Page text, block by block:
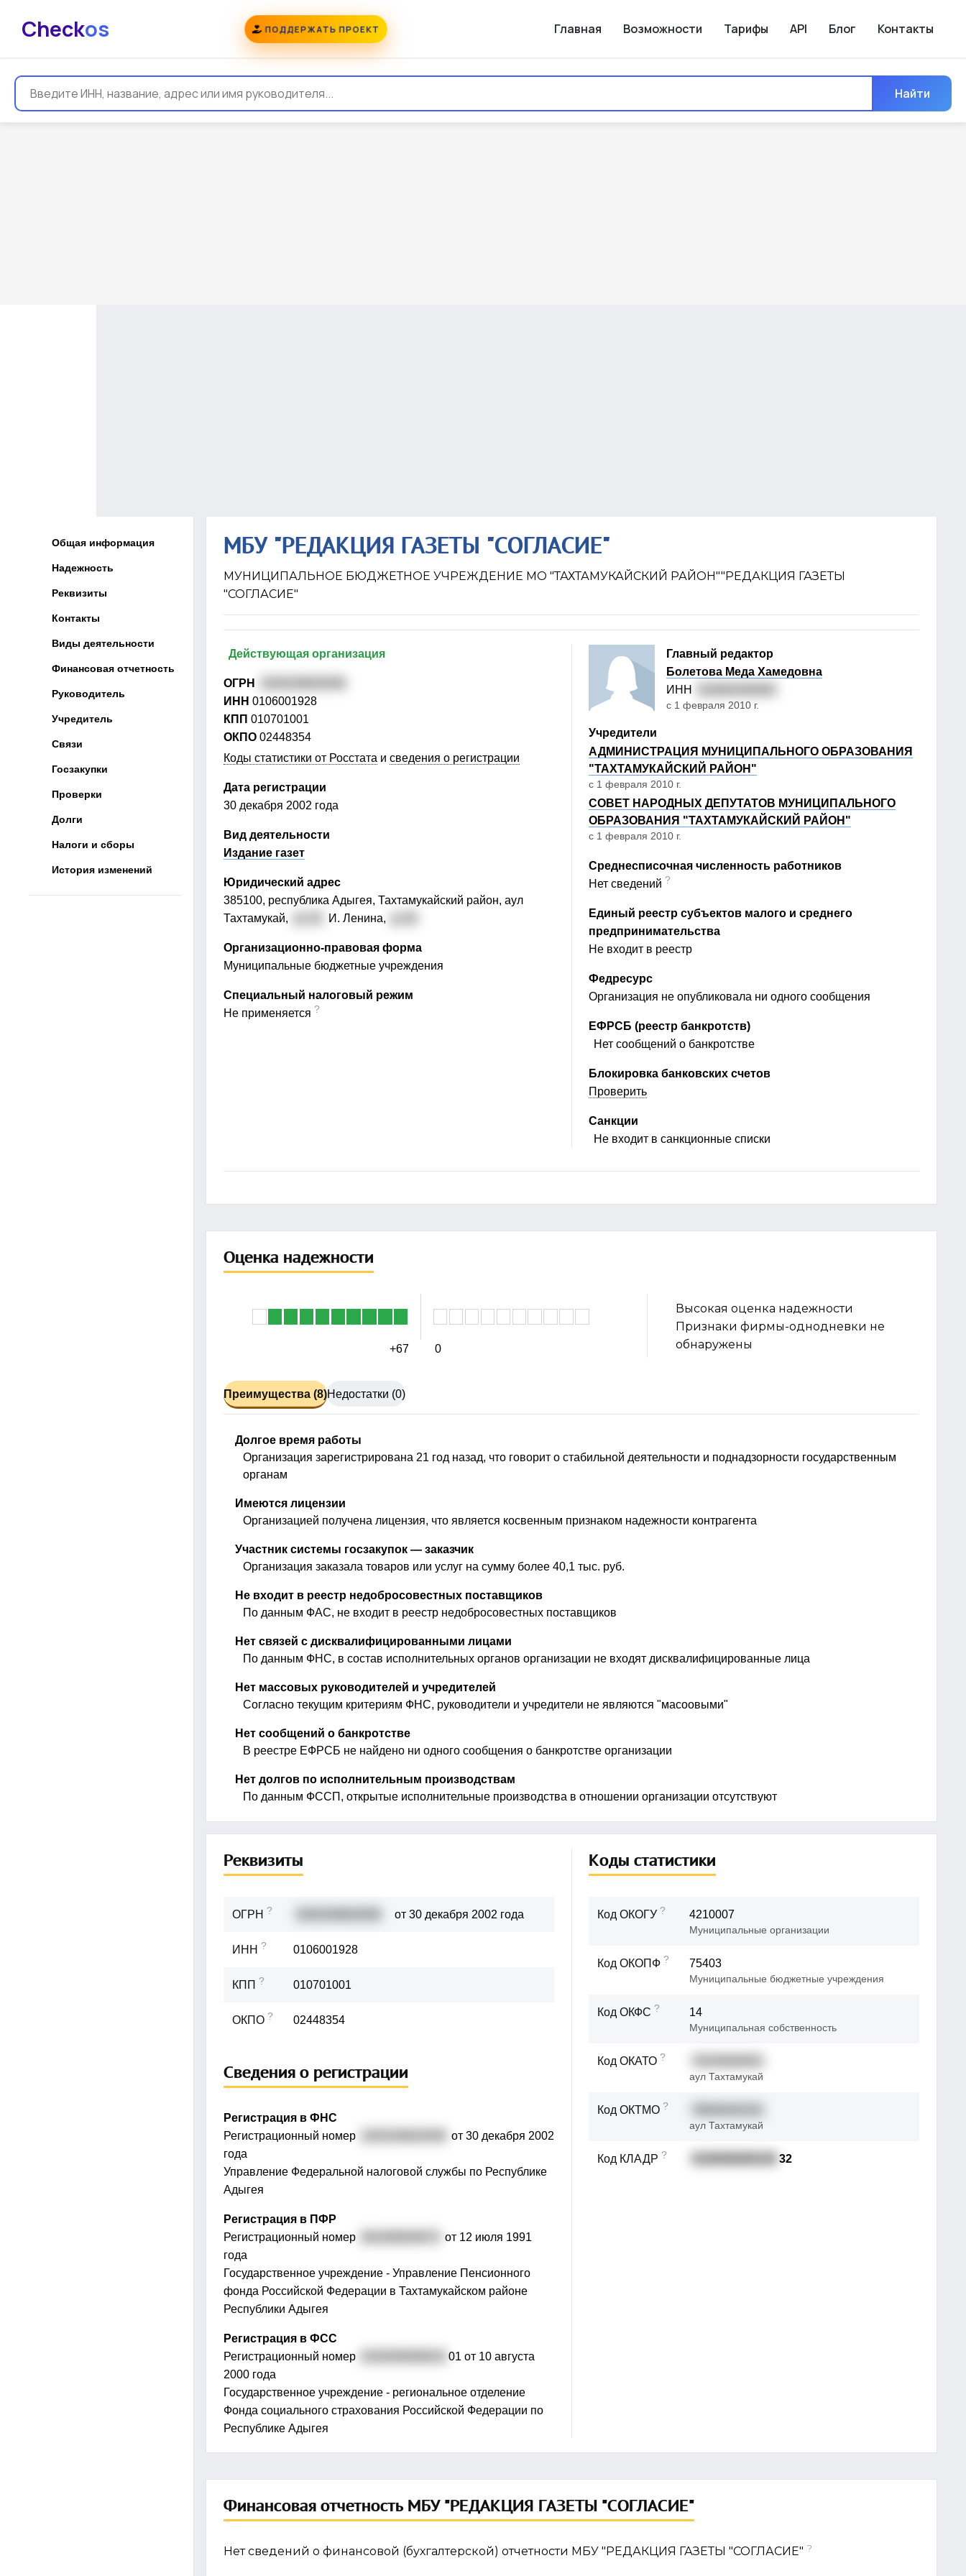
Checkos ПОДДЕРЖАТЬ ПРОЕКТ Главная Возможности Тарифы API Блог Контакты
Найти
Общая информация
Надежность
Реквизиты
Контакты
Виды деятельности
Финансовая отчетность
Руководитель
Учредитель
Связи
Госзакупки
Проверки
Долги
Налоги и сборы
История изменений
МБУ "РЕДАКЦИЯ ГАЗЕТЫ "СОГЛАСИЕ"
МУНИЦИПАЛЬНОЕ БЮДЖЕТНОЕ УЧРЕЖДЕНИЕ МО "ТАХТАМУКАЙСКИЙ РАЙОН""РЕДАКЦИЯ ГАЗЕТЫ
"СОГЛАСИЕ"
Действующая организация
ОГРН
ИНН 0106001928
КПП 010701001
ОКПО 02448354
Коды статистики от Росстата и сведения о регистрации
Дата регистрации
30 декабря 2002 года
Вид деятельности
Издание газет
Юридический адрес
385100, республика Адыгея, Тахтамукайский район, аул
Тахтамукай,
И. Ленина,
Организационно-правовая форма
Муниципальные бюджетные учреждения
Специальный налоговый режим
Не применяется ?
Главный редактор
Болетова Меда Хамедовна
ИНН
с 1 февраля 2010 г.
Учредители
АДМИНИСТРАЦИЯ МУНИЦИПАЛЬНОГО ОБРАЗОВАНИЯ
"ТАХТАМУКАЙСКИЙ РАЙОН"
с 1 февраля 2010 г.
СОВЕТ НАРОДНЫХ ДЕПУТАТОВ МУНИЦИПАЛЬНОГО
ОБРАЗОВАНИЯ "ТАХТАМУКАЙСКИЙ РАЙОН"
с 1 февраля 2010 г.
Среднесписочная численность работников
Нет сведений ?
Единый реестр субъектов малого и среднего
предпринимательства
Не входит в реестр
Федресурс
Организация не опубликовала ни одного сообщения
ЕФРСБ (реестр банкротств)
Нет сообщений о банкротстве
Блокировка банковских счетов
Проверить
Санкции
Не входит в санкционные списки
Оценка надежности
+67 0
Высокая оценка надежности
Признаки фирмы-однодневки не
обнаружены
Преимущества (8)Недостатки (0)
Долгое время работы
Организация зарегистрирована 21 год назад, что говорит о стабильной деятельности и поднадзорности государственным
органам
Имеются лицензии
Организацией получена лицензия, что является косвенным признаком надежности контрагента
Участник системы госзакупок — заказчик
Организация заказала товаров или услуг на сумму более 40,1 тыс. руб.
Не входит в реестр недобросовестных поставщиков
По данным ФАС, не входит в реестр недобросовестных поставщиков
Нет связей с дисквалифицированными лицами
По данным ФНС, в состав исполнительных органов организации не входят дисквалифицированные лица
Нет массовых руководителей и учредителей
Согласно текущим критериям ФНС, руководители и учредители не являются "масоовыми"
Нет сообщений о банкротстве
В реестре ЕФРСБ не найдено ни одного сообщения о банкротстве организации
Нет долгов по исполнительным производствам
По данным ФССП, открытые исполнительные производства в отношении организации отсутствуют
Реквизиты
ОГРН ? от 30 декабря 2002 года
ИНН ? 0106001928
КПП ? 010701001
ОКПО ? 02448354
Сведения о регистрации
Регистрация в ФНС
Регистрационный номер
от 30 декабря 2002
года
Управление Федеральной налоговой службы по Республике
Адыгея
Регистрация в ПФР
Регистрационный номер
от 12 июля 1991
года
Государственное учреждение - Управление Пенсионного
фонда Российской Федерации в Тахтамукайском районе
Республики Адыгея
Регистрация в ФСС
Регистрационный номер
01 от 10 августа
2000 года
Государственное учреждение - региональное отделение
Фонда социального страхования Российской Федерации по
Республике Адыгея
Коды статистики
Код ОКОГУ ? 4210007
Муниципальные организации
Код ОКОПФ ? 75403
Муниципальные бюджетные учреждения
Код ОКФС ? 14
Муниципальная собственность
Код ОКАТО ?
аул Тахтамукай
Код ОКТМО ?
аул Тахтамукай
Код КЛАДР ? 32
Финансовая отчетность МБУ "РЕДАКЦИЯ ГАЗЕТЫ "СОГЛАСИЕ"
Нет сведений о финансовой (бухгалтерской) отчетности МБУ "РЕДАКЦИЯ ГАЗЕТЫ "СОГЛАСИЕ" ?